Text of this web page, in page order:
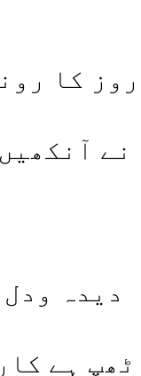
روز کا
نے
دیدہ
ٹھپ ہے